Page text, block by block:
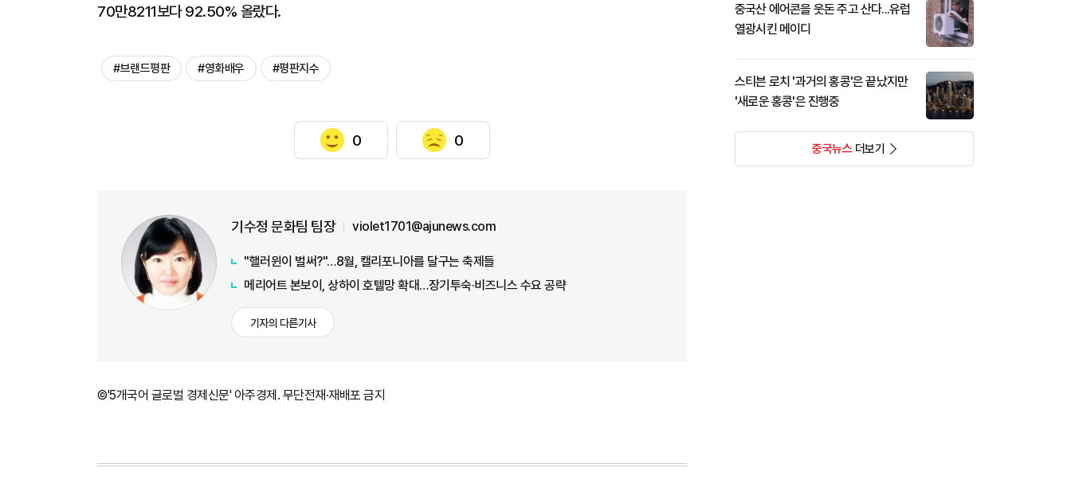
70만8211보다 92.50% 올랐다.
#브랜드평판 #영화배우 #평판지수
0 0
기수정 문화팀 팀장 violet1701@ajunews.com
"핼러윈이 벌써?"…8월, 캘리포니아를 달구는 축제들
메리어트 본보이, 상하이 호텔망 확대…장기투숙·비즈니스 수요 공략
기자의 다른기사
©'5개국어 글로벌 경제신문' 아주경제. 무단전재·재배포 금지
중국산 에어콘을 웃돈 주고 산다...유럽
열광시킨 메이디
스티븐 로치 '과거의 홍콩'은 끝났지만
'새로운 홍콩'은 진행중
중국뉴스더보기